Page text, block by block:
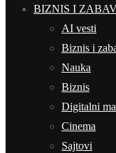
BIZNIS I
AI vesti
Biznis i
Nauka
Biznis
Digitalni
Cinema
Sajtovi